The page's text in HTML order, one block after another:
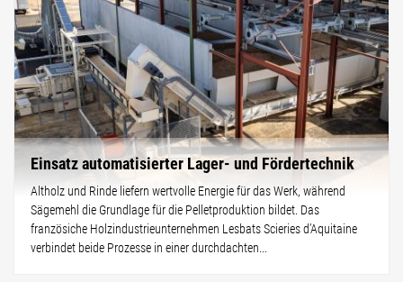
Einsatz automatisierter Lager- und Fördertechnik
Altholz und Rinde liefern wertvolle Energie für das Werk, während
Sägemehl die Grundlage für die Pelletproduktion bildet. Das
französiche Holzindustrieunternehmen Lesbats Scieries d’Aquitaine
verbindet beide Prozesse in einer durchdachten...